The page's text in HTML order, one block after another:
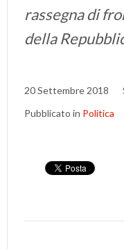
rassegna di
della
20 Settembre 2018
Pubblicato in Politica